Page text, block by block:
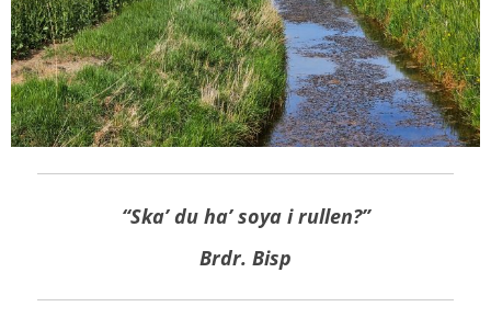
“Ska’ du ha’ soya i rullen?”
Brdr. Bisp